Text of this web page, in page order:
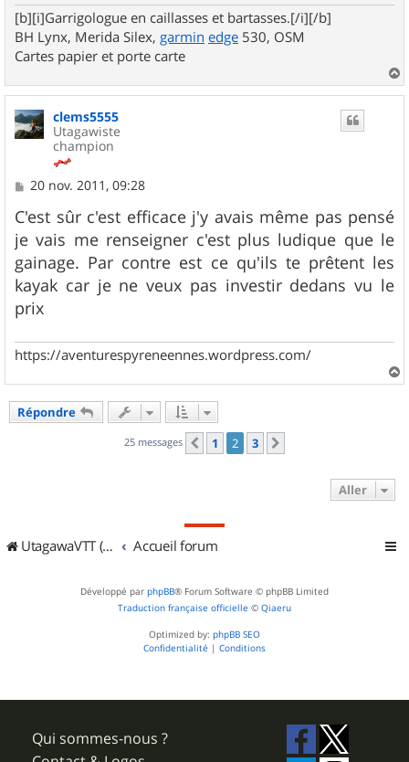
[b][i]Garrigologue en caillasses et bartasses.[/i][/b]
BH Lynx, Merida Silex, garmin edge 530, OSM
Cartes papier et porte carte
a
clems5555
Utagawiste
champion
M
s
s
a
g
e
20 nov. 2011, 09:28
C'est sûr c'est efficace j'y avais même pas pensé
je vais me renseigner c'est plus ludique que le
gainage. Par contre est ce qu'ils te prêtent les
kayak car je ne veux pas investir dedans vu le
prix
https://aventurespyreneennes.wordpress.com/
a
Répondre
25 messages Précédent
1 2 3
Aller
UtagawaVTT (Randos VTT et VTTAE avec traces GPS) Accueil forum
Développé par phpBB® Forum Software © phpBB Limited
Traduction française officielle © Qiaeru
Optimized by: phpBB SEO
Confidentialité | Conditions
Qui sommes-nous ?